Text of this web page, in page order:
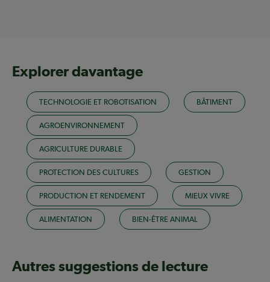
Explorer davantage
TECHNOLOGIE ET ROBOTISATION BÂTIMENT
AGROENVIRONNEMENT
AGRICULTURE DURABLE
PROTECTION DES CULTURES GESTION
PRODUCTION ET RENDEMENT MIEUX VIVRE
ALIMENTATION BIEN-ÊTRE ANIMAL
Autres suggestions de lecture